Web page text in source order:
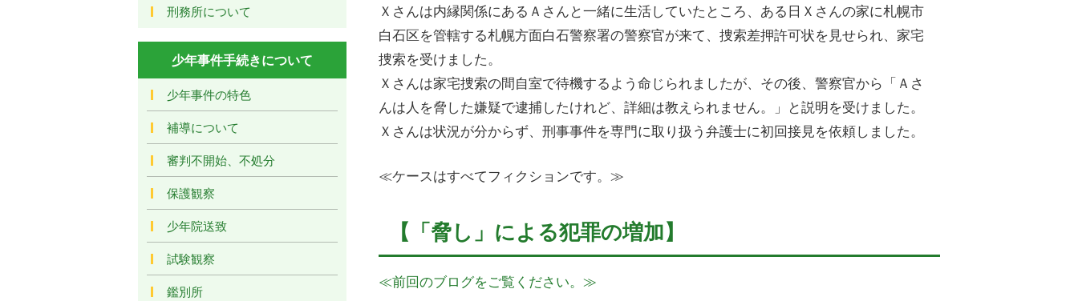
Ｘさんは内縁関係にあるＡさんと一緒に生活していたところ、ある日Ｘさんの家に札幌市
白石区を管轄する札幌方面白石警察署の警察官が来て、捜索差押許可状を見せられ、家宅
捜索を受けました。
Ｘさんは家宅捜索の間自室で待機するよう命じられましたが、その後、警察官から「Ａさ
んは人を脅した嫌疑で逮捕したけれど、詳細は教えられません。」と説明を受けました。
Ｘさんは状況が分からず、刑事事件を専門に取り扱う弁護士に初回接見を依頼しました。
≪ケースはすべてフィクションです。≫
【「脅し」による犯罪の増加】
≪前回のブログをご覧ください。≫
刑務所について
少年事件手続きについて
少年事件の特色
補導について
審判不開始、不処分
保護観察
少年院送致
試験観察
鑑別所